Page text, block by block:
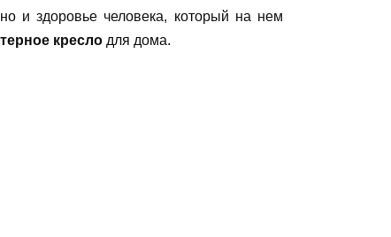
и здоровье человека, который на нем
кресло для дома.